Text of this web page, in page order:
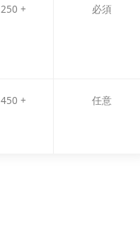
250 + 必須
450 + 任意